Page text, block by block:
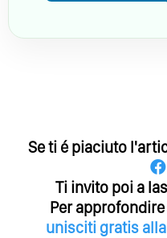
Se ti é piaciuto
Ti invito poi a
Per
unisciti gratis